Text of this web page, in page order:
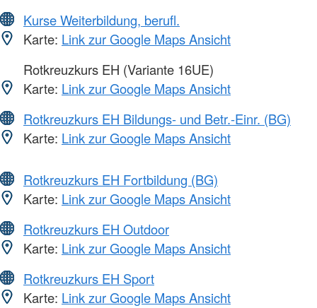
Kurse Weiterbildung, berufl.
Karte: Link zur Google Maps Ansicht
Rotkreuzkurs EH (Variante 16UE)
Karte: Link zur Google Maps Ansicht
Rotkreuzkurs EH Bildungs- und Betr.-Einr. (BG)
Karte: Link zur Google Maps Ansicht
Rotkreuzkurs EH Fortbildung (BG)
Karte: Link zur Google Maps Ansicht
Rotkreuzkurs EH Outdoor
Karte: Link zur Google Maps Ansicht
Rotkreuzkurs EH Sport
Karte: Link zur Google Maps Ansicht